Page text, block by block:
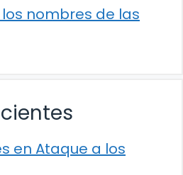
nombres de las
en Ataque a los